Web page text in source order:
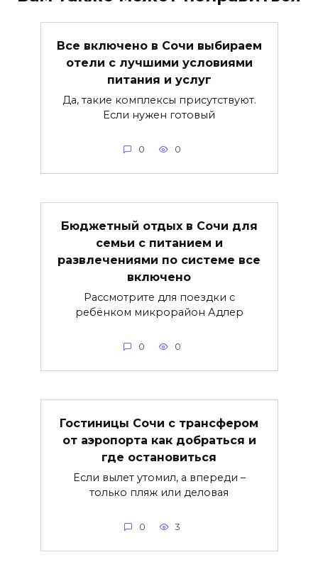
Все включено в Сочи выбираем
отели с лучшими условиями
питания и услуг
Да, такие комплексы присутствуют.
Если нужен готовый
0 0
Бюджетный отдых в Сочи для
семьи с питанием и
развлечениями по системе все
включено
Рассмотрите для поездки с
ребёнком микрорайон Адлер
0 0
Гостиницы Сочи с трансфером
от аэропорта как добраться и
где остановиться
Если вылет утомил, а впереди –
только пляж или деловая
0 3